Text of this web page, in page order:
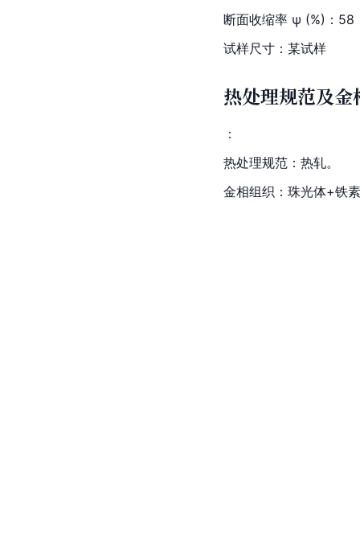
断面收缩率 ψ (%)：58
试样尺寸：某试样
热处理规范及金
：
热处理规范：热轧。
金相组织：珠光体+铁